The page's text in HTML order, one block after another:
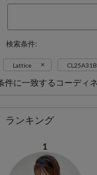
検索条件:
Lattice ×
件に一致するコーディ
ランキング
1